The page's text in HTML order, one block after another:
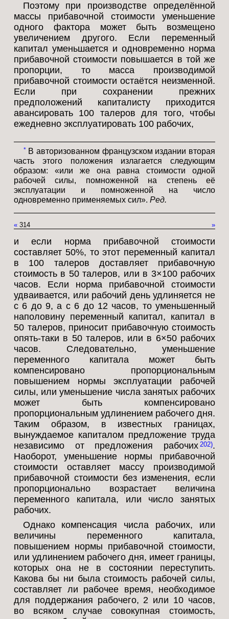
Поэтому при производстве определённой
массы прибавочной стоимости уменьшение
одного фактора может быть возмещено
увеличением другого. Если переменный
капитал уменьшается и одновременно норма
прибавочной стоимости повышается в той же
пропорции, то масса производимой
прибавочной стоимости остаётся неизменной.
Если при сохранении прежних
предположений капиталисту приходится
авансировать 100 талеров для того, чтобы
ежедневно эксплуатировать 100 рабочих,
*В авторизованном французском издании вторая
часть этого положения излагается следующим
образом: «или же она равна стоимости одной
рабочей силы, помноженной на степень её
эксплуатации и помноженной на число
одновременно применяемых сил». Ред.
« »
314
и если норма прибавочной стоимости
составляет 50%, то этот переменный капитал
в 100 талеров доставляет прибавочную
стоимость в 50 талеров, или в 3×100 рабочих
часов. Если норма прибавочной стоимости
удваивается, или рабочий день удлиняется не
с 6 до 9, а с 6 до 12 часов, то уменьшенный
наполовину переменный капитал, капитал в
50 талеров, приносит прибавочную стоимость
опять-таки в 50 талеров, или в 6×50 рабочих
часов. Следовательно, уменьшение
переменного капитала может быть
компенсировано пропорциональным
повышением нормы эксплуатации рабочей
силы, или уменьшение числа занятых рабочих
может быть компенсировано
пропорциональным удлинением рабочего дня.
Таким образом, в известных границах,
вынуждаемое капиталом предложение труда
независимо от предложения рабочих 202 .
Наоборот, уменьшение нормы прибавочной
стоимости оставляет массу производимой
прибавочной стоимости без изменения, если
пропорционально возрастает величина
переменного капитала, или число занятых
рабочих.
Однако компенсация числа рабочих, или
величины переменного капитала,
повышением нормы прибавочной стоимости,
или удлинением рабочего дня, имеет границы,
которых она не в состоянии переступить.
Какова бы ни была стоимость рабочей силы,
составляет ли рабочее время, необходимое
для поддержания рабочего, 2 или 10 часов,
во всяком случае совокупная стоимость,